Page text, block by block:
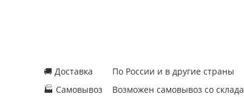
🚚 Доставка
🏭 Самовывоз
По России и в другие страны
Возможен самовывоз со склада